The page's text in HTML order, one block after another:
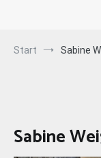
Start Sabine
Sabine